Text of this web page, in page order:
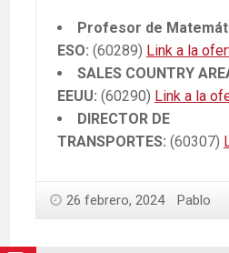
Profesor de
ESO: (60289) Link a la
SALES COUNTRY
EEUU: (60290) Link a la
DIRECTOR DE
TRANSPORTES: (60307)
26 febrero, 2024 Pablo